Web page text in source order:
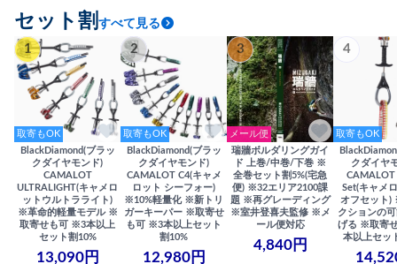
セット割 すべて見る
1
取寄もOK
BlackDiamond(ブラッ
クダイヤモンド)
CAMALOT
ULTRALIGHT(キャメロ
ットウルトラライト)
※革命的軽量モデル ※
取寄せも可 ※3本以上
セット割10%
13,090円
2
取寄もOK
BlackDiamond(ブラッ
クダイヤモンド)
CAMALOT C4(キャメ
ロット シーフォー)
※10%軽量化 ※新トリ
ガーキーパー ※取寄せ
も可 ※3本以上セット
割10%
12,980円
3
メール便
瑞牆ボルダリングガイ
ド 上巻/中巻/下巻 ※
全巻セット割5%(宅急
便) ※32エリア2100課
題 ※再グレーディング
※室井登喜夫監修 ※メ
ール便対応
4,840円
4
取寄もOK
クダイヤ
Set(キャメ
オフセット)
クションの
げる ※取寄
本以上セッ